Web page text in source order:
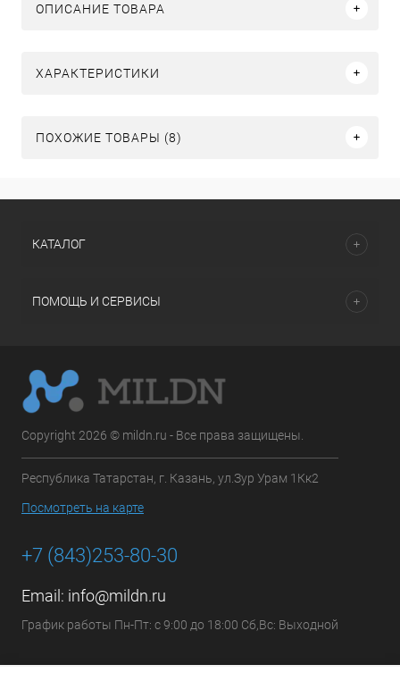
ОПИСАНИЕ ТОВАРА
ХАРАКТЕРИСТИКИ
ПОХОЖИЕ ТОВАРЫ (8)
КАТАЛОГ
ПОМОЩЬ И СЕРВИСЫ
Copyright 2026 © mildn.ru - Все права защищены.
Республика Татарстан, г. Казань, ул.Зур Урам 1Кк2
Посмотреть на карте
+7 (843)253-80-30
Email: info@mildn.ru
График работы Пн-Пт: с 9:00 до 18:00 Сб,Вс: Выходной